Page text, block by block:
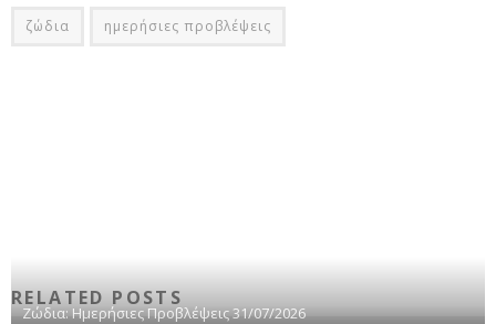
ζώδια ημερήσιες προβλέψεις
RELATED POSTS
Ζώδια: Ημερήσιες Προβλέψεις 31/07/2026